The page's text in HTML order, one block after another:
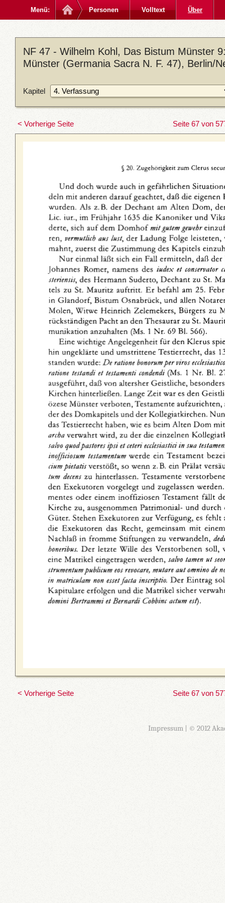
Menü: Personen Volltext Über
NF 47 - Wilhelm Kohl, Das Bistum Münster
Münster (Germania Sacra N. F. 47), Berlin/
Kapitel
< Vorherige Seite Seite 67 von
< Vorherige Seite Seite 67 von
Impressum| © 2012